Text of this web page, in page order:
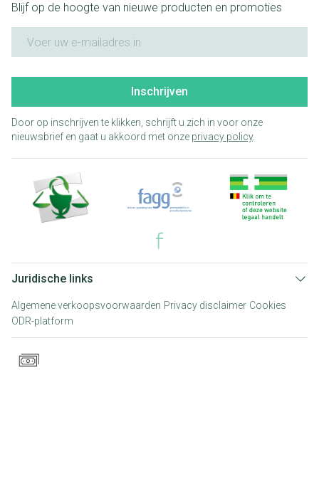
Blijf op de hoogte van nieuwe producten en promoties
Inschrijven
Door op inschrijven te klikken, schrijft u zich in voor onze
nieuwsbrief en gaat u akkoord met onze privacy policy.
Juridische links
Algemene verkoopsvoorwaarden Privacy disclaimer Cookies
ODR-platform